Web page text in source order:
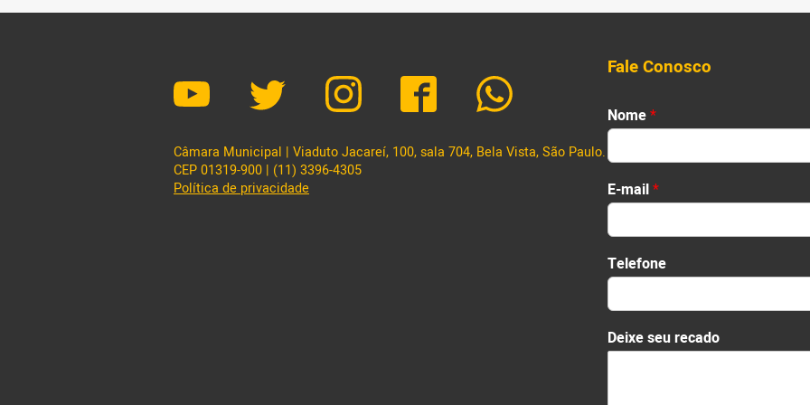
Câmara Municipal | Viaduto Jacareí, 100, sala 704, Bela Vista, São Paulo.
CEP 01319-900 | (11) 3396-4305
Política de privacidade
Fale Conosco
Nome*
First
E-mail*
Telefone
r
e
Deixe seu recado